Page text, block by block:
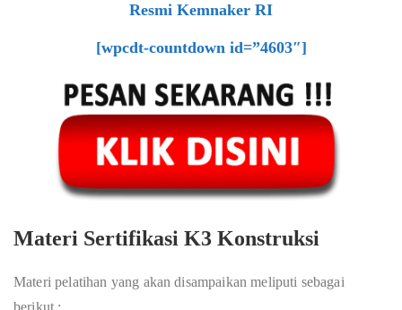
Resmi Kemnaker RI
[wpcdt-countdown id=”4603″]
Materi Sertifikasi K3 Konstruksi
Materi pelatihan yang akan disampaikan meliputi sebagai
berikut :